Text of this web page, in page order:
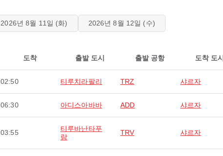
2026년 8월 11일 (화) 2026년 8월 12일 (수)
도착 출발 도시 출발 공항 도착 도시
02:50 티루치라팔리 TRZ 샤르자
06:30 아디스아바바 ADD 샤르자
03:55
티루바난타푸
람
TRV 샤르자